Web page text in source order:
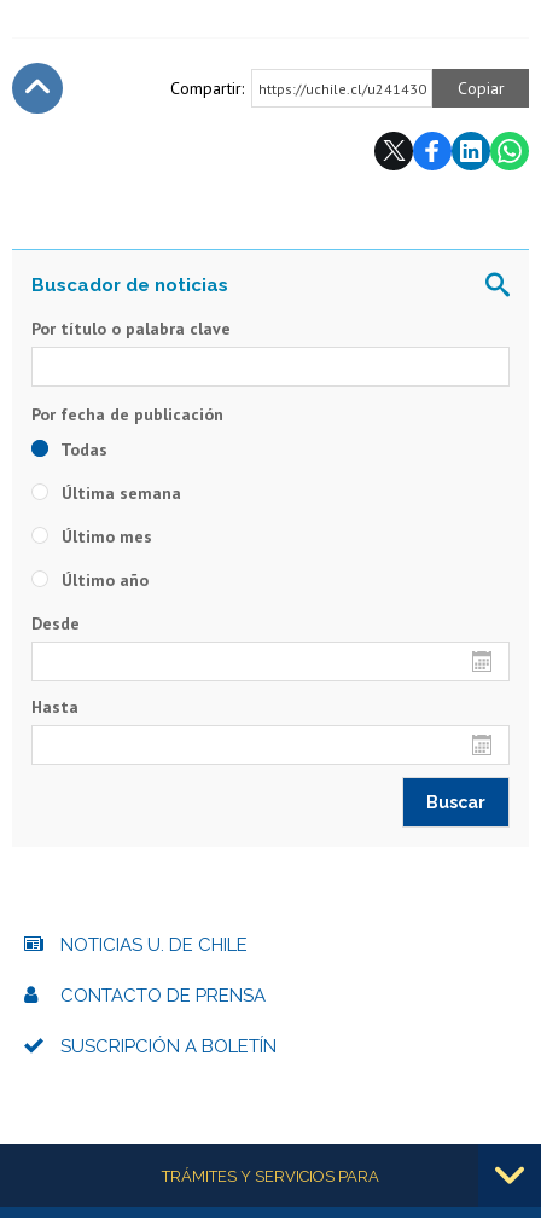
Compartir: https://uchile.cl/u241430 Copiar
Por título o palabra clave
Todas
Última semana
Último mes
Último año
Desde
Hasta
NOTICIAS U. DE CHILE
CONTACTO DE PRENSA
SUSCRIPCIÓN A BOLETÍN
Más informaciónTRÁMITES Y SERVICIOS PARA